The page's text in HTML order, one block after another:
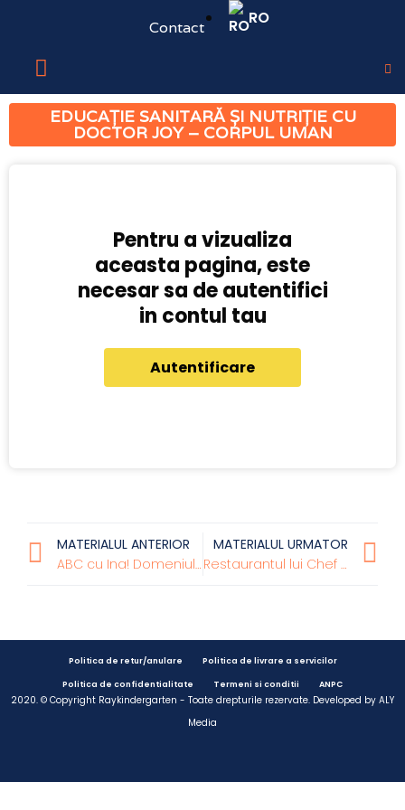
Contact RO
EDUCAȚIE SANITARĂ ȘI NUTRIȚIE CU
DOCTOR JOY – CORPUL UMAN
Pentru a vizualiza
aceasta pagina, este
necesar sa de autentifici
in contul tau
Autentificare
MATERIALUL ANTERIOR
ABC cu Ina! Domeniul Limbă și Comunicare la nivel preșcolar:
MATERIALUL URMATOR
Restaurantul lui Chef Remy vă propune astăzi, frigărui cu vitamine!
Politica de retur/anulare Politica de livrare a servicilor
Politica de confidentialitate Termeni si conditii ANPC
2020. © Copyright Raykindergarten - Toate drepturile rezervate. Developed by ALY
Media